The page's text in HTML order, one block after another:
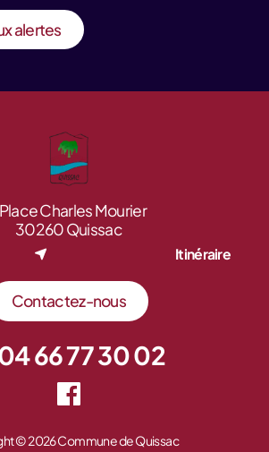
alertes
Charles Mourier
30260 Quissac
Itinéraire
Contactez-nous
66 77 30 02
© 2026 Commune de Quissac